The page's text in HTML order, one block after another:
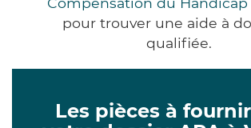
pour trouver une aide à
qualifiée.
Les pièces à